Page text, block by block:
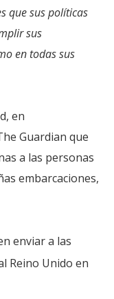
que sus políticas
sus
en todas sus
en
Guardian que
a las personas
embarcaciones,